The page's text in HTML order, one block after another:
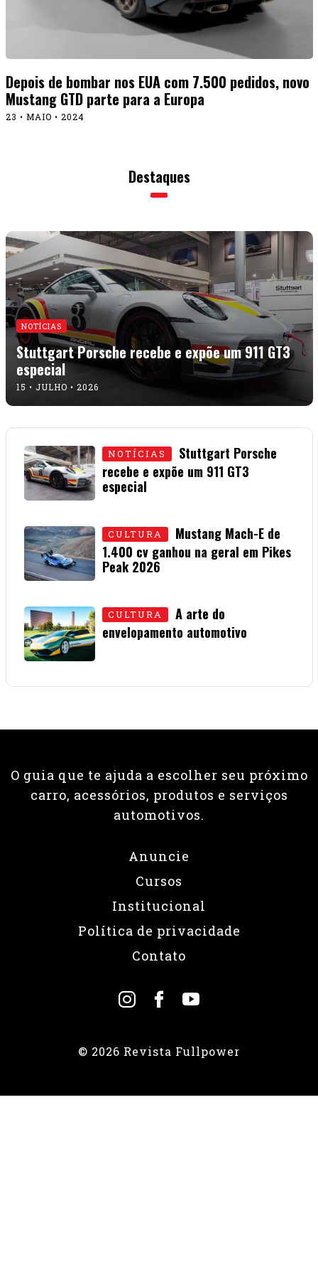
Depois de bombar nos EUA com 7.500 pedidos, novo
Mustang GTD parte para a Europa
23 • MAIO • 2024
Destaques
NOTÍCIAS
Stuttgart Porsche recebe e expõe um 911 GT3
especial
15 • JULHO • 2026
NOTÍCIAS
Stuttgart Porsche
recebe e expõe um 911 GT3
especial
CULTURA
Mustang Mach-E de
1.400 cv ganhou na geral em Pikes
Peak 2026
CULTURA
A arte do
envelopamento automotivo
O guia que te ajuda a escolher seu próximo
carro, acessórios, produtos e serviços
automotivos.
Anuncie
Cursos
Institucional
Política de privacidade
Contato
© 2026 Revista Fullpower